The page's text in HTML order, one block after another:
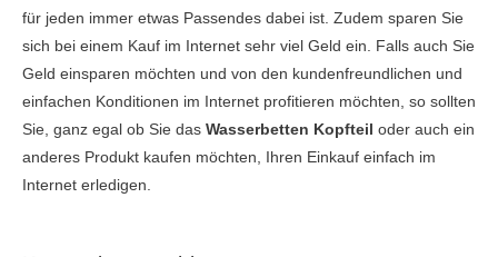
für jeden immer etwas Passendes dabei ist. Zudem sparen Sie
sich bei einem Kauf im Internet sehr viel Geld ein. Falls auch Sie
Geld einsparen möchten und von den kundenfreundlichen und
einfachen Konditionen im Internet profitieren möchten, so sollten
Sie, ganz egal ob Sie das Wasserbetten Kopfteil oder auch ein
anderes Produkt kaufen möchten, Ihren Einkauf einfach im
Internet erledigen.